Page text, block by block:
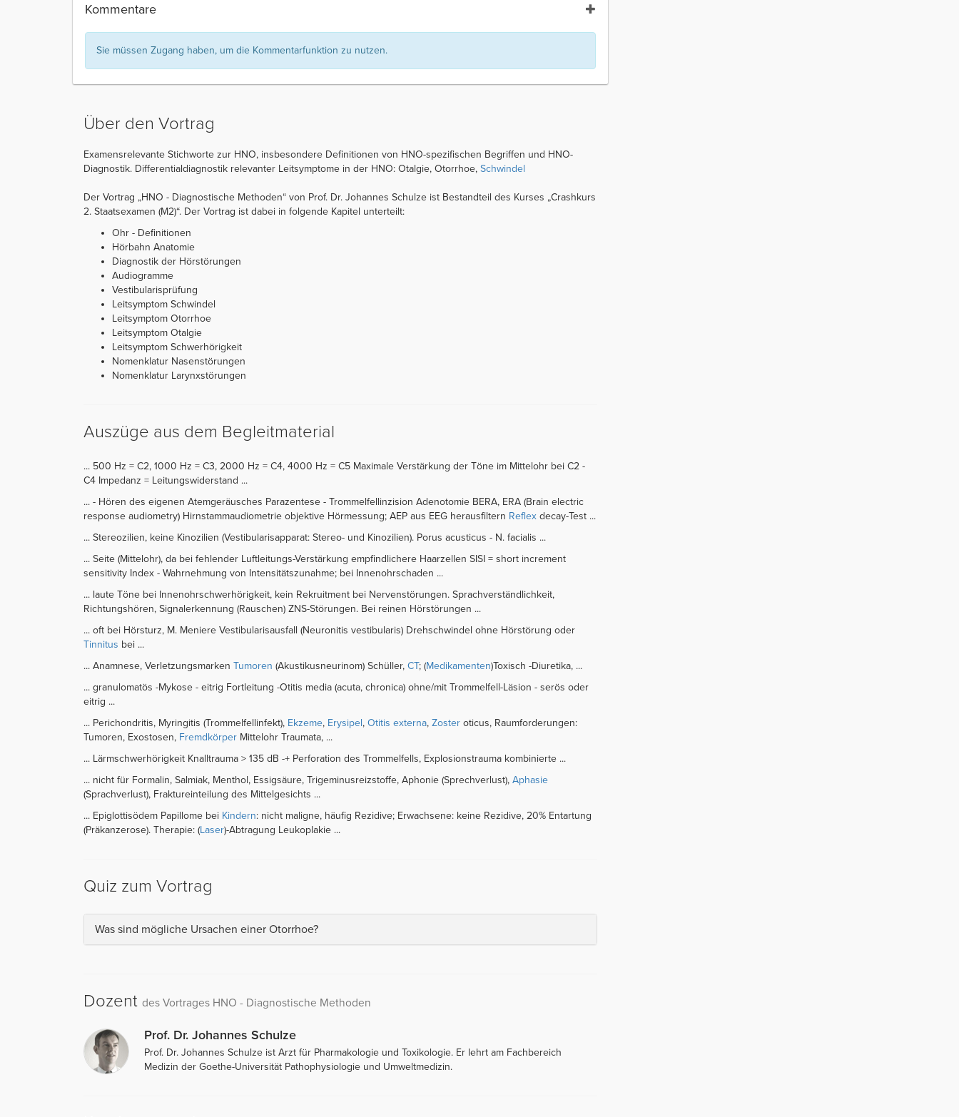
Kommentare
Sie müssen Zugang haben, um die Kommentarfunktion zu nutzen.
Über den Vortrag
Examensrelevante Stichworte zur HNO, insbesondere Definitionen von HNO-spezifischen Begriffen und HNO-
Diagnostik. Differentialdiagnostik relevanter Leitsymptome in der HNO: Otalgie, Otorrhoe, Schwindel
Der Vortrag „HNO - Diagnostische Methoden“ von Prof. Dr. Johannes Schulze ist Bestandteil des Kurses „Crashkurs
2. Staatsexamen (M2)“. Der Vortrag ist dabei in folgende Kapitel unterteilt:
Ohr - Definitionen
Hörbahn Anatomie
Diagnostik der Hörstörungen
Audiogramme
Vestibularisprüfung
Leitsymptom Schwindel
Leitsymptom Otorrhoe
Leitsymptom Otalgie
Leitsymptom Schwerhörigkeit
Nomenklatur Nasenstörungen
Nomenklatur Larynxstörungen
Auszüge aus dem Begleitmaterial
... 500 Hz = C2, 1000 Hz = C3, 2000 Hz = C4, 4000 Hz = C5 Maximale Verstärkung der Töne im Mittelohr bei C2 -
C4 Impedanz = Leitungswiderstand ...
... - Hören des eigenen Atemgeräusches Parazentese - Trommelfellinzision Adenotomie BERA, ERA (Brain electric
response audiometry) Hirnstammaudiometrie objektive Hörmessung; AEP aus EEG herausfiltern Reflex decay-Test ...
... Stereozilien, keine Kinozilien (Vestibularisapparat: Stereo- und Kinozilien). Porus acusticus - N. facialis ...
... Seite (Mittelohr), da bei fehlender Luftleitungs-Verstärkung empfindlichere Haarzellen SISI = short increment
sensitivity Index - Wahrnehmung von Intensitätszunahme; bei Innenohrschaden ...
... laute Töne bei Innenohrschwerhörigkeit, kein Rekruitment bei Nervenstörungen. Sprachverständlichkeit,
Richtungshören, Signalerkennung (Rauschen) ZNS-Störungen. Bei reinen Hörstörungen ...
... oft bei Hörsturz, M. Meniere Vestibularisausfall (Neuronitis vestibularis) Drehschwindel ohne Hörstörung oder
Tinnitus bei ...
... Anamnese, Verletzungsmarken Tumoren (Akustikusneurinom) Schüller, CT; (Medikamenten)Toxisch -Diuretika, ...
... granulomatös -Mykose - eitrig Fortleitung -Otitis media (acuta, chronica) ohne/mit Trommelfell-Läsion - serös oder
eitrig ...
... Perichondritis, Myringitis (Trommelfellinfekt), Ekzeme, Erysipel, Otitis externa, Zoster oticus, Raumforderungen:
Tumoren, Exostosen, Fremdkörper Mittelohr Traumata, ...
... Lärmschwerhörigkeit Knalltrauma > 135 dB -+ Perforation des Trommelfells, Explosionstrauma kombinierte ...
... nicht für Formalin, Salmiak, Menthol, Essigsäure, Trigeminusreizstoffe, Aphonie (Sprechverlust), Aphasie
(Sprachverlust), Fraktureinteilung des Mittelgesichts ...
... Epiglottisödem Papillome bei Kindern: nicht maligne, häufig Rezidive; Erwachsene: keine Rezidive, 20% Entartung
(Präkanzerose). Therapie: (Laser)-Abtragung Leukoplakie ...
Quiz zum Vortrag
Was sind mögliche Ursachen einer Otorrhoe?
Dozent des Vortrages HNO - Diagnostische Methoden
Prof. Dr. Johannes Schulze
Prof. Dr. Johannes Schulze ist Arzt für Pharmakologie und Toxikologie. Er lehrt am Fachbereich
Medizin der Goethe-Universität Pathophysiologie und Umweltmedizin.